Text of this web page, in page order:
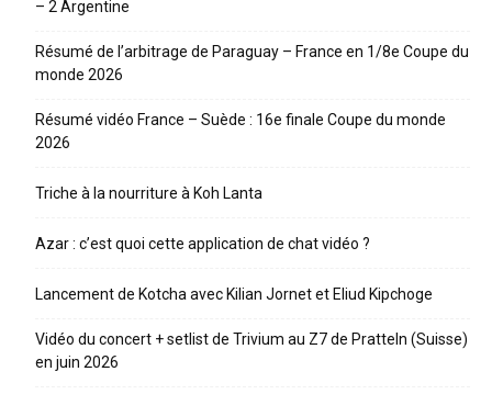
– 2 Argentine
Résumé de l’arbitrage de Paraguay – France en 1/8e Coupe du
monde 2026
Résumé vidéo France – Suède : 16e finale Coupe du monde
2026
Triche à la nourriture à Koh Lanta
Azar : c’est quoi cette application de chat vidéo ?
Lancement de Kotcha avec Kilian Jornet et Eliud Kipchoge
Vidéo du concert + setlist de Trivium au Z7 de Pratteln (Suisse)
en juin 2026